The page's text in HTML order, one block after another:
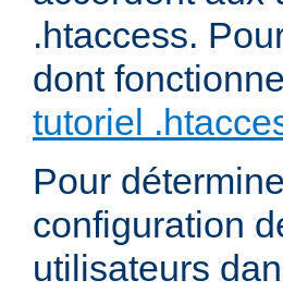
.htaccess.
dont
tutoriel
Pour
configuration
utilisateurs